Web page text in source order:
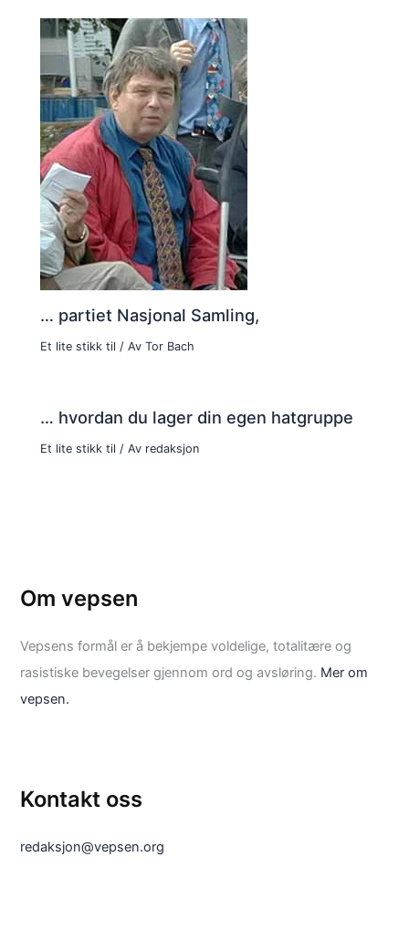
… partiet Nasjonal Samling,
Et lite stikk til / Av Tor Bach
… hvordan du lager din egen hatgruppe
Et lite stikk til / Av redaksjon
Om vepsen
Vepsens formål er å bekjempe voldelige, totalitære og
rasistiske bevegelser gjennom ord og avsløring. Mer om
vepsen.
Kontakt oss
redaksjon@vepsen.org